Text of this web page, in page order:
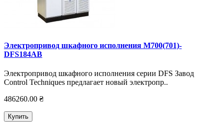
Электропривод шкафного исполнения M700(701)-
DFS184AB
Электропривод шкафного исполнения серии DFS Завод
Control Techniques предлагает новый электропр..
486260.00 ₴
Купить